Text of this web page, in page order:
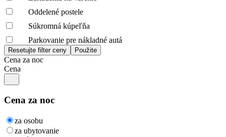
Oddelené postele
Súkromná kúpeľňa
Parkovanie pre nákladné autá
Cena za noc
Cena
Cena za noc
za osobu
za ubytovanie